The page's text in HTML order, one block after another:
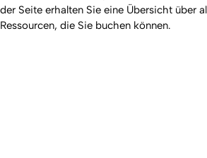
der Seite erhalten Sie eine Übersicht über
Ressourcen, die Sie buchen können.